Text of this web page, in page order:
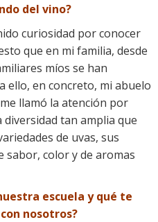
del vino?
curiosidad por conocer
que en mi familia, desde
míos se han
ello, en concreto, mi abuelo
llamó la atención por
tan amplia que
de uvas, sus
sabor, color y de aromas
escuela y qué te
nosotros?